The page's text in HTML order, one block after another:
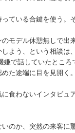
ている合鍵を使う
モデル休憩無しで出
よう、という相談は
嫌で話していたとこ
た途端に目を見開く。
食わないインタビュ
のか、突然の来客に